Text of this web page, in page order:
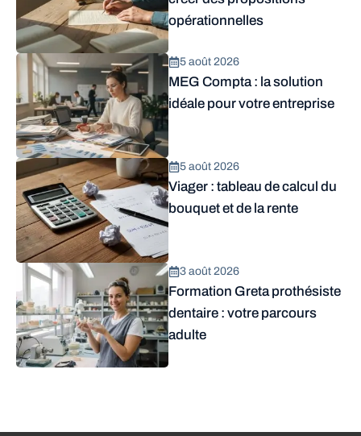
opérationnelles
5 août 2026
MEG Compta : la solution
idéale pour votre entreprise
5 août 2026
Viager : tableau de calcul du
bouquet et de la rente
3 août 2026
Formation Greta prothésiste
dentaire : votre parcours
adulte